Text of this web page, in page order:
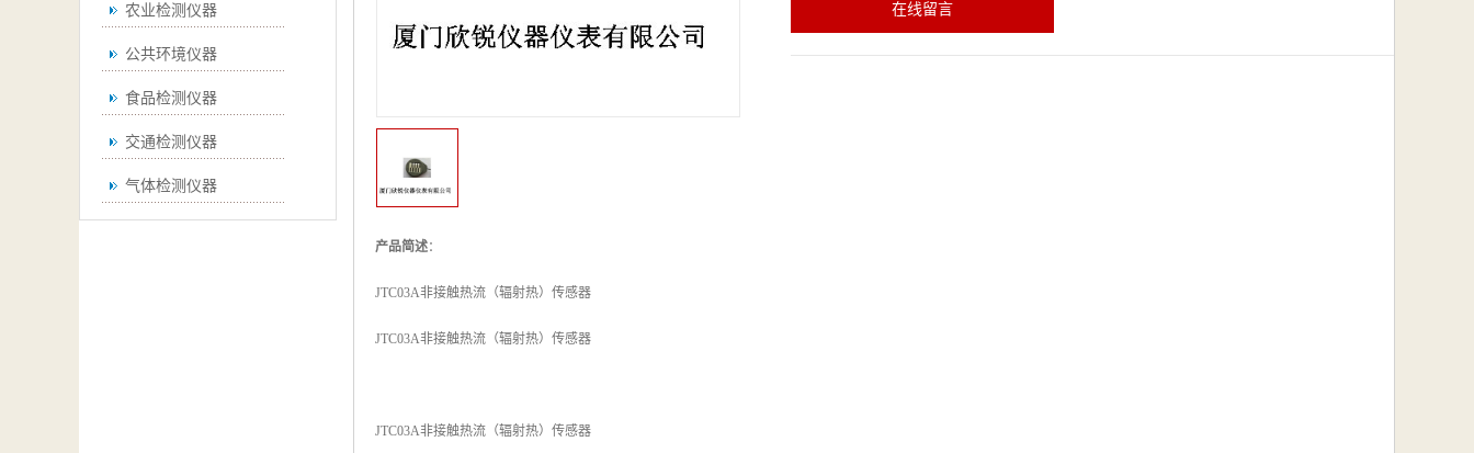
农业检测仪器
公共环境仪器
食品检测仪器
交通检测仪器
气体检测仪器
在线留言
产品简述：
JTC03A非接触热流（辐射热）传感器
JTC03A非接触热流（辐射热）传感器
JTC03A非接触热流（辐射热）传感器